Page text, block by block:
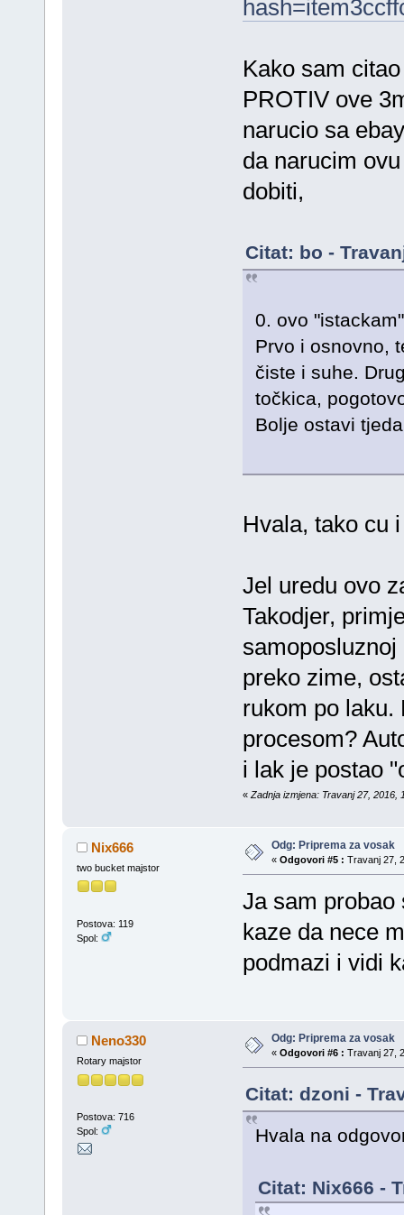
Kako sam
PROTIV ove
narucio sa
da narucim
dobiti,
Citat: bo -
0. ovo
Prvo i osnovno,
čiste i suhe.
točkica,
Bolje ostavi
Hvala, tako cu
Jel uredu ovo
Takodjer,
preko zime,
rukom po laku.
procesom?
i lak je postao
« Zadnja izmjena: Travanj 27, 2016,
Nix666
two bucket majstor
Postova: 119
Spol:
Odg: Priprema za vosak
« Odgovori #5 : Travanj 27,
Ja sam probao
kaze da nece
podmazi i vidi
Neno330
Rotary majstor
Postova: 716
Spol:
Odg: Priprema za vosak
« Odgovori #6 : Travanj 27,
Citat: dzoni -
Hvala na
Citat: Nix666 -